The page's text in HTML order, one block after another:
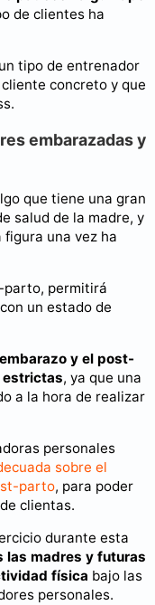
de clientes ha
tipo de entrenador
concreto y que
embarazadas y
que tiene una gran
salud de la madre, y
una vez ha
parto, permitirá
un estado de
y el post-
estrictas, ya que una
a la hora de realizar
personales
sobre el
parto, para poder
clientas.
durante esta
las madres y futuras
física bajo las
personales.